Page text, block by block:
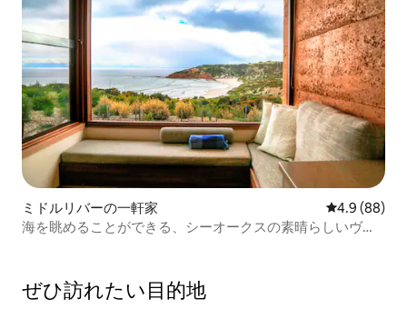
ミドルリバーの一軒家 レビュー88
4.9 (88)
海を眺めることができる、シーオークスの素晴らしいヴィ
ぜひ訪⁠れ⁠た⁠い目⁠的⁠地